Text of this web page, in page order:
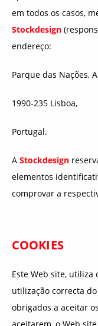
em todos os casos,
Stockdesign
endereço:
Parque das Nações,
1990-235 Lisboa,
Portugal.
A Stockdesign
elementos
comprovar a
COOKIES
Este Web site,
utilização correcta
obrigados a aceitar